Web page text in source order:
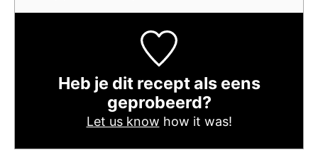
Heb je dit recept als eens
geprobeerd?
Let us know how it was!